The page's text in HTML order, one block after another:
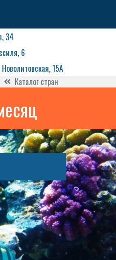
34
6
15А
Каталог стран